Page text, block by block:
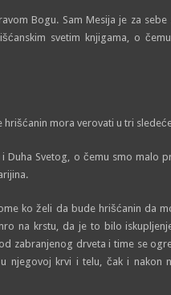
Bogu. Sam Mesija je za
svetim knjigama, o
mora verovati u tri
Duha Svetog, o čemu smo malo
ko želi da bude hrišćanin da
na krstu, da je to bilo
zabranjenog drveta i time se
njegovoj krvi i telu, čak i nakon